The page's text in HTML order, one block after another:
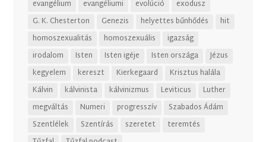
evangélium
evangéliumi evolúció
exodusz
G. K. Chesterton
Genezis helyettes bűnhődés
hit
homoszexualitás
homoszexuális
igazság
irodalom
Isten Isten igéje Isten országa
Jézus
kegyelem
kereszt Kierkegaard
Krisztus halála
Kálvin
kálvinista kálvinizmus Leviticus
Luther
megváltás
Numeri progresszív
Szabados Ádám
Szentlélek
Szentírás szeretet
teremtés